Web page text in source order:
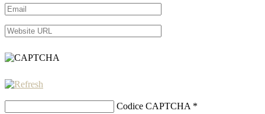
Codice CAPTCHA *